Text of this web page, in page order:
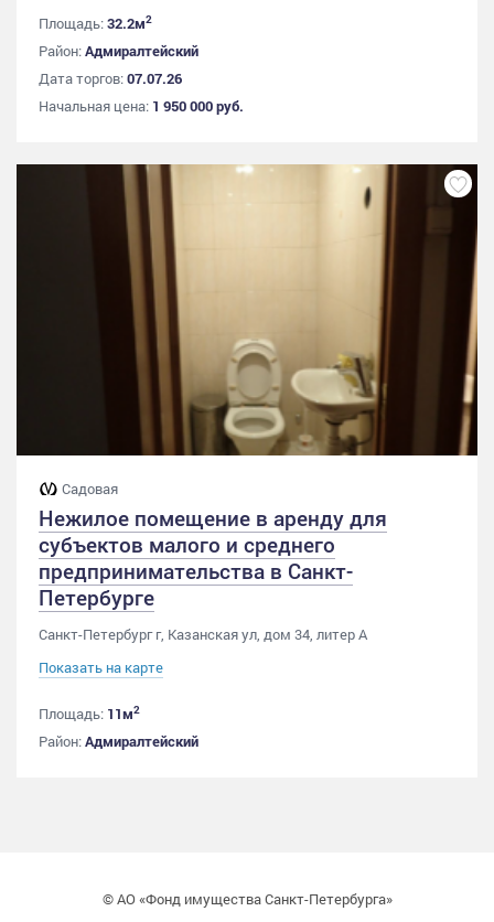
Площадь:32.2м2
Район:Адмиралтейский
Дата торгов:07.07.26
Начальная цена: 1 950 000 руб.
Садовая
Нежилое помещение в аренду для
субъектов малого и среднего
предпринимательства в Санкт-
Петербурге
Санкт-Петербург г, Казанская ул, дом 34, литер А
Показать на карте
Площадь: 11м2
Район:Адмиралтейский
© АО «Фонд имущества Санкт-Петербурга»